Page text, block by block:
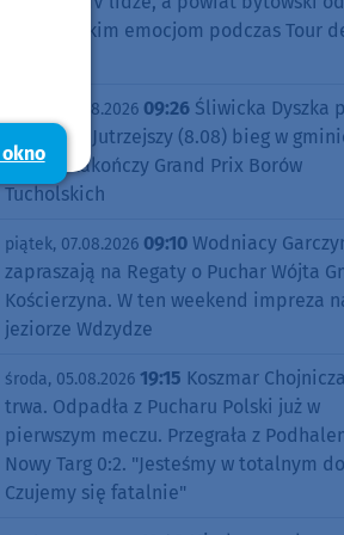
się kolarskim emocjom podczas Tour
piątek, 07.08.2026 09:26 Śliwicka Dyszka
dziesiąty. Jutrzejszy (8.08) bieg w
Śliwice zakończy Grand Prix Borów
Tucholskich
piątek, 07.08.2026 09:10 Wodniacy
zapraszają na Regaty o Puchar Wójta
Kościerzyna. W ten weekend impreza
jeziorze Wdzydze
środa, 05.08.2026 19:15 Koszmar
trwa. Odpadła z Pucharu Polski już w
pierwszym meczu. Przegrała z
Nowy Targ 0:2. "Jesteśmy w totalnym
Czujemy się fatalnie"